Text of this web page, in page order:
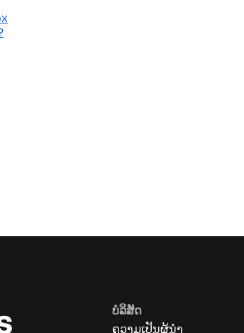
ບໍລິສັດ
ຄວາມເປັນຜູ້ນຳ